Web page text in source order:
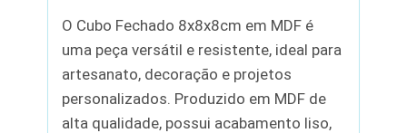
O Cubo Fechado 8x8x8cm em MDF é
uma peça versátil e resistente, ideal para
artesanato, decoração e projetos
personalizados. Produzido em MDF de
alta qualidade, possui acabamento liso,